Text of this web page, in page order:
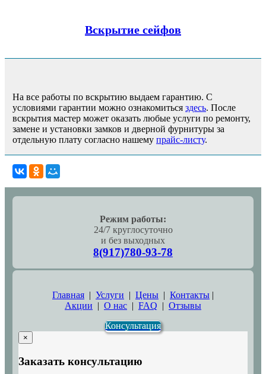
Вскрытие сейфов
На все работы по вскрытию выдаем гарантию. С
условиями гарантии можно ознакомиться здесь. После
вскрытия мастер может оказать любые услуги по ремонту,
замене и установки замков и дверной фурнитуры за
отдельную плату согласно нашему прайс-листу.
Режим работы:
24/7 круглосуточно
и без выходных
8(917)780-93-78
Главная | Услуги | Цены | Контакты |
Акции | О нас | FAQ | Отзывы
Консультация
×
Заказать консультацию